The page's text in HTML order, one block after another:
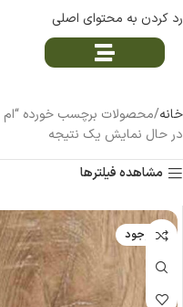
رد کردن به محتوای اصلی
خانه محصولات برچسب خورده “ام
در حال نمایش یک نتیجه
مشاهده فیلترها
ناموجود